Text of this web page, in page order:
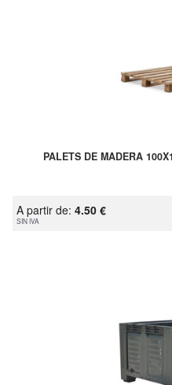
PALETS DE MADERA
A partir de: 4.50 €
SIN IVA